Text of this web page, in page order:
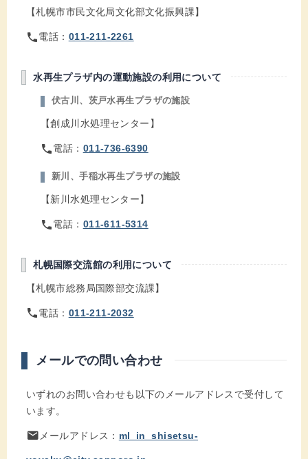
【札幌市市民文化局文化部文化振興課】
phone電話： 011-211-2261
水再生プラザ内の運動施設の利用について
伏古川、茨戸水再生プラザの施設
【創成川水処理センター】
phone電話： 011-736-6390
新川、手稲水再生プラザの施設
【新川水処理センター】
phone電話： 011-611-5314
札幌国際交流館の利用について
【札幌市総務局国際部交流課】
phone電話： 011-211-2032
メールでの問い合わせ
いずれのお問い合わせも以下のメールアドレスで受付して
います。
mail メールアドレス： ml_in_shisetsu-